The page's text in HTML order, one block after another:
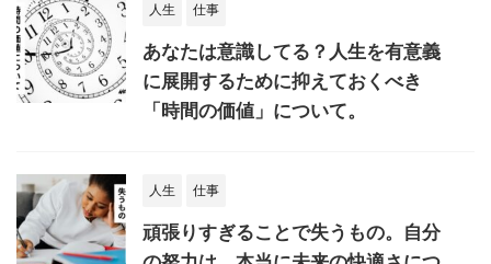
人生 仕事
あなたは意識してる？人生を有意義
に展開するために抑えておくべき
「時間の価値」について。
人生 仕事
頑張りすぎることで失うもの。自分